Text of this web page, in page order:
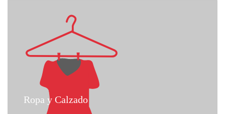
Ropa y Calzado